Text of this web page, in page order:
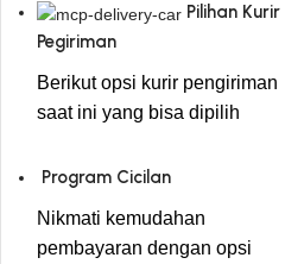
Pilihan Kurir
Pegiriman
Berikut opsi kurir pengiriman
saat ini yang bisa dipilih
Program Cicilan
Nikmati kemudahan
pembayaran dengan opsi